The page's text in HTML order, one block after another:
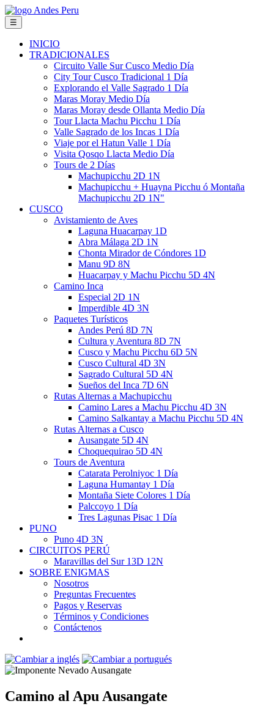
☰
INICIO
TRADICIONALES
Circuito Valle Sur Cusco Medio Día
City Tour Cusco Tradicional 1 Día
Explorando el Valle Sagrado 1 Día
Maras Moray Medio Día
Maras Moray desde Ollanta Medio Día
Tour Llacta Machu Picchu 1 Día
Valle Sagrado de los Incas 1 Día
Viaje por el Hatun Valle 1 Día
Visita Qosqo Llacta Medio Día
Tours de 2 Días
Machupicchu 2D 1N
Machupicchu + Huayna Picchu ó Montaña
Machupicchu 2D 1N"
CUSCO
Avistamiento de Aves
Laguna Huacarpay 1D
Abra Málaga 2D 1N
Chonta Mirador de Cóndores 1D
Manu 9D 8N
Huacarpay y Machu Picchu 5D 4N
Camino Inca
Especial 2D 1N
Imperdible 4D 3N
Paquetes Turísticos
Andes Perú 8D 7N
Cultura y Aventura 8D 7N
Cusco y Machu Picchu 6D 5N
Cusco Cultural 4D 3N
Sagrado Cultural 5D 4N
Sueños del Inca 7D 6N
Rutas Alternas a Machupicchu
Camino Lares a Machu Picchu 4D 3N
Camino Salkantay a Machu Picchu 5D 4N
Rutas Alternas a Cusco
Ausangate 5D 4N
Choquequirao 5D 4N
Tours de Aventura
Catarata Perolniyoc 1 Día
Laguna Humantay 1 Día
Montaña Siete Colores 1 Día
Palccoyo 1 Día
Tres Lagunas Pisac 1 Día
PUNO
Puno 4D 3N
CIRCUITOS PERÚ
Maravillas del Sur 13D 12N
SOBRE ENIGMAS
Nosotros
Preguntas Frecuentes
Pagos y Reservas
Términos y Condiciones
Contáctenos
Camino al Apu Ausangate